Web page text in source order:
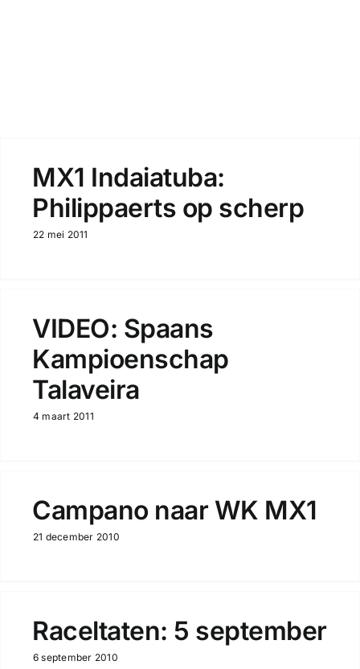
MX1 Indaiatuba:
Philippaerts op scherp
22 mei 2011
VIDEO: Spaans
Kampioenschap
Talaveira
4 maart 2011
Campano naar WK MX1
21 december 2010
Raceltaten: 5 september
6 september 2010